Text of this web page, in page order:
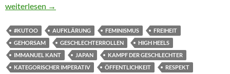
Warum Japaner*innen nicht immer die besseren
weiterlesen →
#KUTOO AUFKLÄRUNG FEMINISMUS
FREIHEIT
GEHORSAM
GESCHLECHTERROLLEN
HIGH HEELS
IMMANUEL KANT
JAPAN
KAMPF DER GESCHLECHTER
KATEGORISCHER IMPERATIV
ÖFFENTLICHKEIT
RESPEKT